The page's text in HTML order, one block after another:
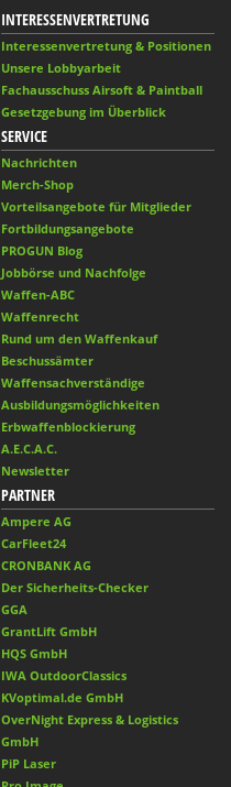
INTERESSENVERTRETUNG
Interessenvertretung & Positionen
Unsere Lobbyarbeit
Fachausschuss Airsoft & Paintball
Gesetzgebung im Überblick
SERVICE
Nachrichten
Merch-Shop
Vorteilsangebote für Mitglieder
Fortbildungsangebote
PROGUN Blog
Jobbörse und Nachfolge
Waffen-ABC
Waffenrecht
Rund um den Waffenkauf
Beschussämter
Waffensachverständige
Ausbildungsmöglichkeiten
Erbwaffenblockierung
A.E.C.A.C.
Newsletter
PARTNER
Ampere AG
CarFleet24
CRONBANK AG
Der Sicherheits-Checker
GGA
GrantLift GmbH
HQS GmbH
IWA OutdoorClassics
KVoptimal.de GmbH
OverNight Express & Logistics
GmbH
PiP Laser